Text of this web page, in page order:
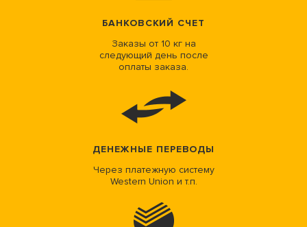
БАНКОВСКИЙ СЧЕТ
Заказы от 10 кг на
следующий день после
оплаты заказа.
ДЕНЕЖНЫЕ ПЕРЕВОДЫ
Через платежную систему
Western Union и т.п.